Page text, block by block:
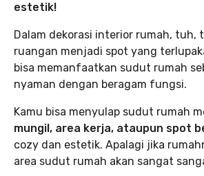
estetik!
Dalam dekorasi interior rumah, tuh,
ruangan menjadi spot yang
bisa memanfaatkan sudut rumah
nyaman dengan beragam fungsi.
Kamu bisa menyulap sudut rumah
mungil, area kerja, ataupun spot
cozy dan estetik. Apalagi jika
area sudut rumah akan sangat